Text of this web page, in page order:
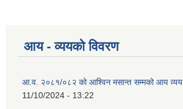
आय - व्ययको विवरण
आ.व. २०८१/०८२ को आश्विन मसान्त सम्मको आय व्यय
11/10/2024 - 13:22